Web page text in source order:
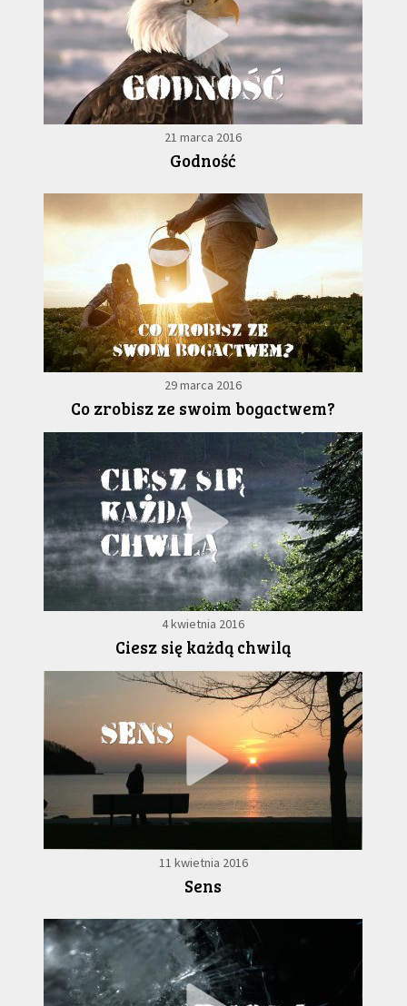
21 marca 2016
Godność
29 marca 2016
Co zrobisz ze swoim bogactwem?
4 kwietnia 2016
Ciesz się każdą chwilą
11 kwietnia 2016
Sens